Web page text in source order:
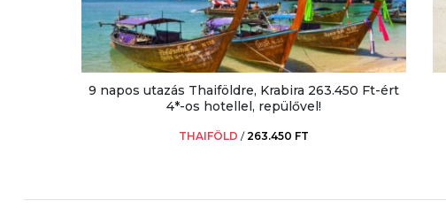
9 napos utazás Thaiföldre, Krabira 263.450 Ft-ért
4*-os hotellel, repülővel!
THAIFÖLD /263.450 FT